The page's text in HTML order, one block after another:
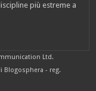
più estreme a
Ltd.
Blogosphera - reg.